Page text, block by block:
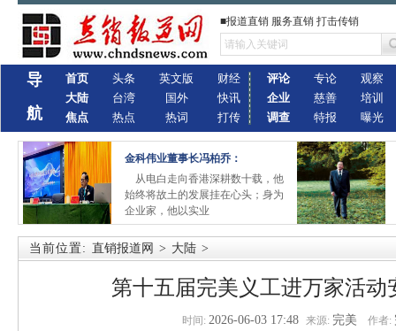
■报道直销 服务直销 打击传销
导
航
首页
大陆
焦点
头条
台湾
热点
英文版
国外
热词
财经
快讯
打传
评论
企业
调查
专论
慈善
特报
观察
培训
曝光
金科伟业董事长冯柏乔：
从电白走向香港深耕数十载，他
始终将故土的发展挂在心头；身为
企业家，他以实业
当前位置: 直销报道网 > 大陆 >
第十五届完美义工进万家活动
时间: 2026-06-03 17:48 来源: 完美 作者: